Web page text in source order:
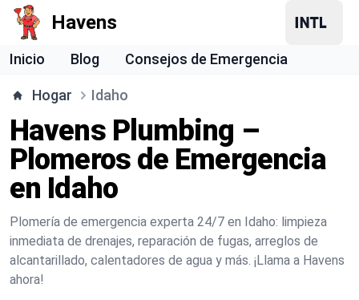
Havens
Inicio Blog Consejos de Emergencia
Hogar Idaho
Havens Plumbing –
Plomeros de Emergencia
en Idaho
Plomería de emergencia experta 24/7 en Idaho: limpieza
inmediata de drenajes, reparación de fugas, arreglos de
alcantarillado, calentadores de agua y más. ¡Llama a Havens
ahora!